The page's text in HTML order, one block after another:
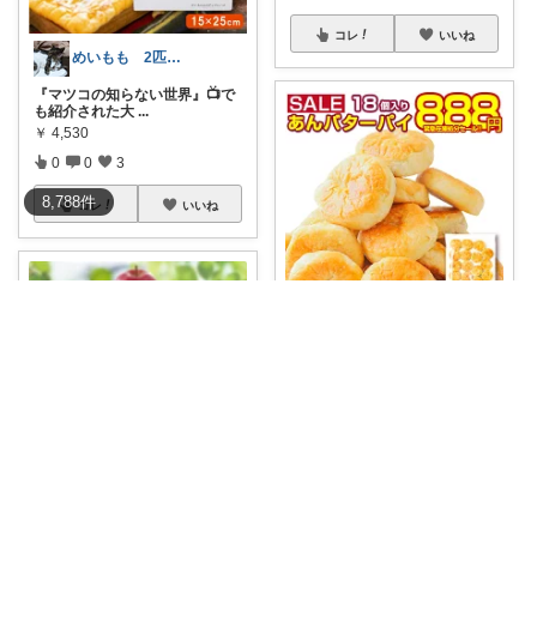
8,788件
めいもも 2匹のママです🐈
『マツコの知らない世界』📺で
も紹介された大 ...
￥ 4,530
0 0 3
コレ いいね
コレ いいね